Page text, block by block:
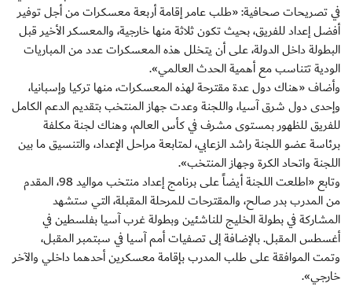
في تصريحات صحافية: «طلب عامر إقامة أربعة معسكرات من أجل توفير
أفضل إعداد للفريق، بحيث تكون ثلاثة منها خارجية، والمعسكر الأخير قبل
البطولة داخل الدولة، على أن يتخلل هذه المعسكرات عدد من المباريات
الودية تتناسب مع أهمية الحدث العالمي».
وأضاف «هناك دول عدة مقترحة لهذه المعسكرات، منها تركيا وإسبانيا،
وإحدى دول شرق آسيا، واللجنة وعدت جهاز المنتخب بتقديم الدعم الكامل
للفريق للظهور بمستوى مشرف في كأس العالم، وهناك لجنة مكلفة
برئاسة عضو اللجنة راشد الزعابي، لمتابعة مراحل الإعداد، والتنسيق ما بين
اللجنة واتحاد الكرة وجهاز المنتخب».
وتابع «اطلعت اللجنة أيضاً على برنامج إعداد منتخب مواليد ‬98، المقدم
من المدرب بدر صالح، والمقترحات للمرحلة المقبلة، التي ستشهد
المشاركة في بطولة الخليج للناشئين وبطولة غرب آسيا بفلسطين في
أغسطس المقبل. بالإضافة إلى تصفيات أمم آسيا في سبتمبر المقبل،
وتمت الموافقة على طلب المدرب بإقامة معسكرين أحدهما داخلي والآخر
خارجي».